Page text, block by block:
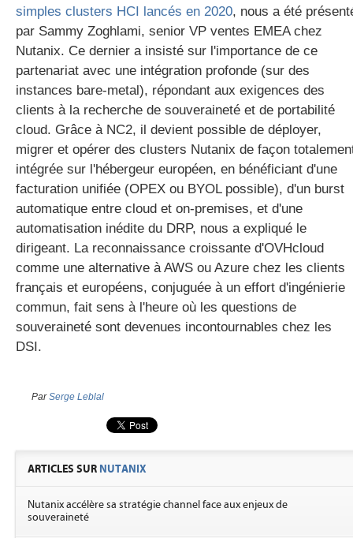
simples clusters HCI lancés en 2020, nous a été
par Sammy Zoghlami, senior VP ventes EMEA chez
Nutanix. Ce dernier a insisté sur l'importance de ce
partenariat avec une intégration profonde (sur des
instances bare-metal), répondant aux exigences des
clients à la recherche de souveraineté et de portabilité
cloud. Grâce à NC2, il devient possible de déployer,
migrer et opérer des clusters Nutanix de façon
intégrée sur l'hébergeur européen, en bénéficiant d'une
facturation unifiée (OPEX ou BYOL possible), d'un burst
automatique entre cloud et on-premises, et d'une
automatisation inédite du DRP, nous a expliqué le
dirigeant. La reconnaissance croissante d'OVHcloud
comme une alternative à AWS ou Azure chez les clients
français et européens, conjuguée à un effort d'ingénierie
commun, fait sens à l'heure où les questions de
souveraineté sont devenues incontournables chez les
DSI.
ParSerge Leblal
ARTICLES SUR NUTANIX
Nutanix accélère sa stratégie channel face aux enjeux de
souveraineté